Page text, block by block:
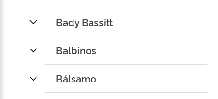
Bady Bassitt
Balbinos
Bálsamo